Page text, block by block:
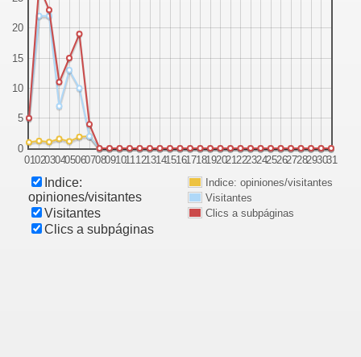
01020304050607080910111213141516171819202122232425262728293031
0
5
10
15
20
Indice: opiniones/visitantes
Visitantes
Clics a subpáginas
Indice:
opiniones/visitantes
Visitantes
Clics a subpáginas